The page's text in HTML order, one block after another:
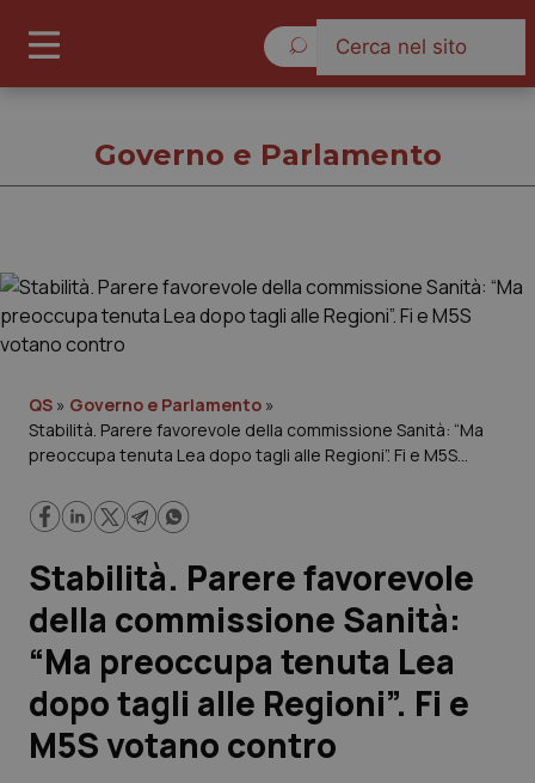
Cronache
Governo e Parlamento
Regioni e Asl
Lavoro e Professioni
Scienza e Farmaci
Studi e Analisi
Lettere al direttore
Governo e Parlamento
QS » Governo e Parlamento »
Stabilità. Parere favorevole della commissione Sanità: “Ma
preoccupa tenuta Lea dopo tagli alle Regioni”. Fi e M5S
Stabilità. Parere favorevole
della commissione Sanità:
“Ma preoccupa tenuta Lea
dopo tagli alle Regioni”. Fi e
M5S votano contro